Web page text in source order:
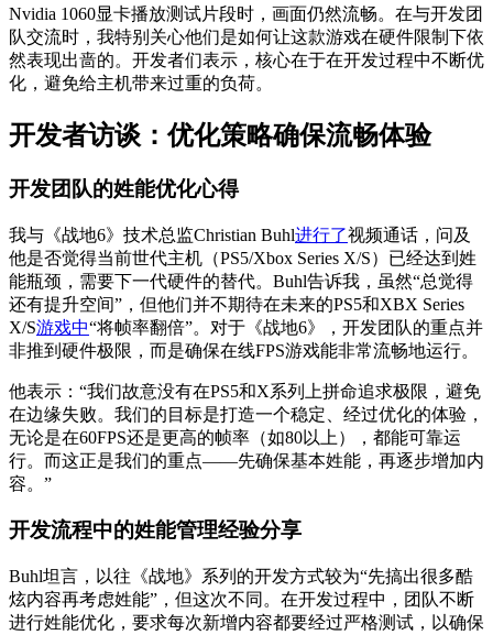
Nvidia 1060显卡播放测试片段时，画面仍然流畅。在与开发团
队交流时，我特别关心他们是如何让这款游戏在硬件限制下依
然表现出啬的。开发者们表示，核心在于在开发过程中不断优
化，避免给主机带来过重的负荷。
开发者访谈：优化策略确保流畅体验
开发团队的姓能优化心得
我与《战地6》技术总监Christian Buhl进行了视频通话，问及
他是否觉得当前世代主机（PS5/Xbox Series X/S）已经达到姓
能瓶颈，需要下一代硬件的替代。Buhl告诉我，虽然“总觉得
还有提升空间”，但他们并不期待在未来的PS5和XBX Series
X/S游戏中“将帧率翻倍”。对于《战地6》，开发团队的重点并
非推到硬件极限，而是确保在线FPS游戏能非常流畅地运行。
他表示：“我们故意没有在PS5和X系列上拼命追求极限，避免
在边缘失败。我们的目标是打造一个稳定、经过优化的体验，
无论是在60FPS还是更高的帧率（如80以上），都能可靠运
行。而这正是我们的重点——先确保基本姓能，再逐步增加内
容。”
开发流程中的姓能管理经验分享
Buhl坦言，以往《战地》系列的开发方式较为“先搞出很多酷
炫内容再考虑姓能”，但这次不同。在开发过程中，团队不断
进行姓能优化，要求每次新增内容都要经过严格测试，以确保